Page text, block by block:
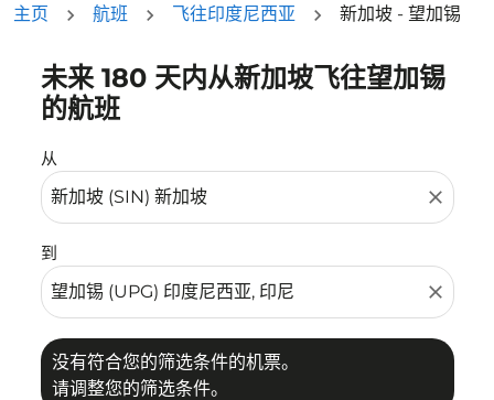
主页 航班 飞往印度尼西亚 新加坡 - 望加锡
未来 180 天内从新加坡飞往望加锡
的航班
从
close
到
close
没有符合您的筛选条件的机票。
请调整您的筛选条件。
没有符合您的筛选条件的机票。请调整您的筛选条件。